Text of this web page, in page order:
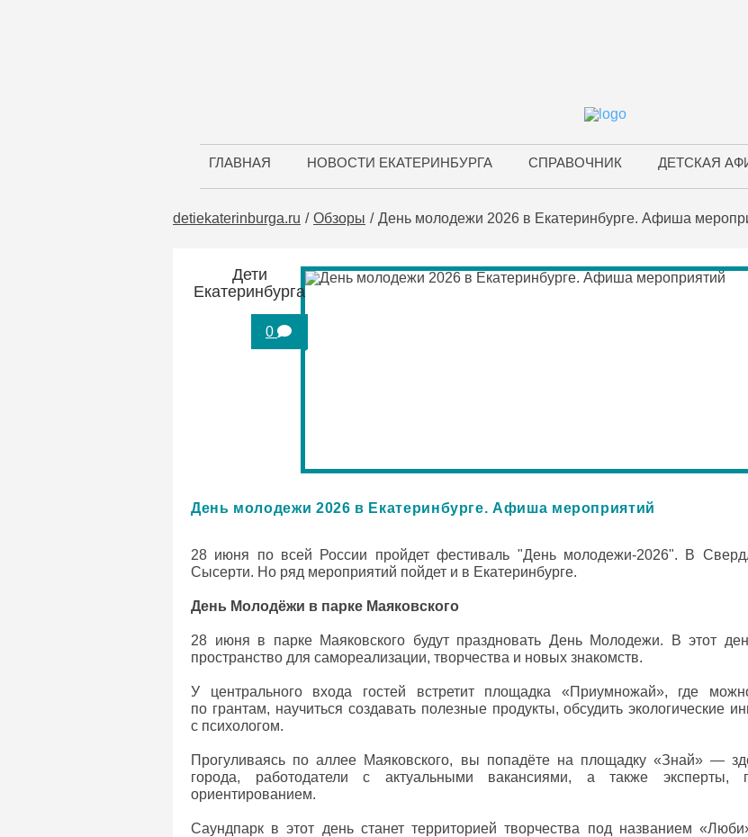
ГЛАВНАЯ НОВОСТИ ЕКАТЕРИНБУРГА СПРАВОЧНИК ДЕТСКАЯ
detiekaterinburga.ru Обзоры День молодежи 2026 в Екатеринбурге. Афиша
Дети
Екатеринбурга
0
День молодежи 2026 в Екатеринбурге. Афиша мероприятий
28 июня по всей России пройдет фестиваль "День молодежи-2026". В
Сысерти. Но ряд мероприятий пойдет и в Екатеринбурге.
День Молодёжи в парке Маяковского
28 июня в парке Маяковского будут праздновать День Молодежи. В этот
пространство для самореализации, творчества и новых знакомств.
У центрального входа гостей встретит площадка «Приумножай», где
по грантам, научиться создавать полезные продукты, обсудить экологические
с психологом.
Прогуливаясь по аллее Маяковского, вы попадёте на площадку «Знай» —
города, работодатели с актуальными вакансиями, а также
ориентированием.
Саундпарк в этот день станет территорией творчества под названием